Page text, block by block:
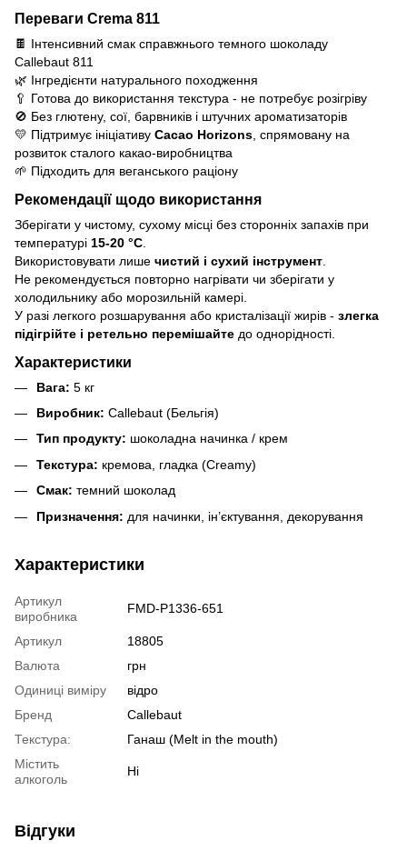
Переваги Crema 811
🍫 Інтенсивний смак справжнього темного шоколаду
Callebaut 811
🌿 Інгредієнти натурального походження
🥄 Готова до використання текстура - не потребує розігріву
🚫 Без глютену, сої, барвників і штучних ароматизаторів
💛 Підтримує ініціативу Cacao Horizons , спрямовану на
розвиток сталого какао-виробництва
🌱 Підходить для веганського раціону
Рекомендації щодо використання
Зберігати у чистому, сухому місці без сторонніх запахів при
температурі 15-20 °C
Використовувати лише чистий і сухий інструмент
Не рекомендується повторно нагрівати чи зберігати у
холодильнику або морозильній камері.
У разі легкого розшарування або кристалізації жирів - злегка
підігрійте і ретельно перемішайте до однорідності.
Характеристики
Вага: 5 кг
Виробник: Callebaut (Бельгія)
Тип продукту: шоколадна начинка / крем
Текстура: кремова, гладка (Creamy)
Смак: темний шоколад
Призначення: для начинки, ін’єктування, декорування
Характеристики
Артикул
виробника
FMD-P1336-651
Артикул
18805
Валюта
грн
Одиниці виміру
відро
Бренд
Callebaut
Текстура:
Ганаш (Melt in the mouth)
Містить
алкоголь
Ні
Відгуки